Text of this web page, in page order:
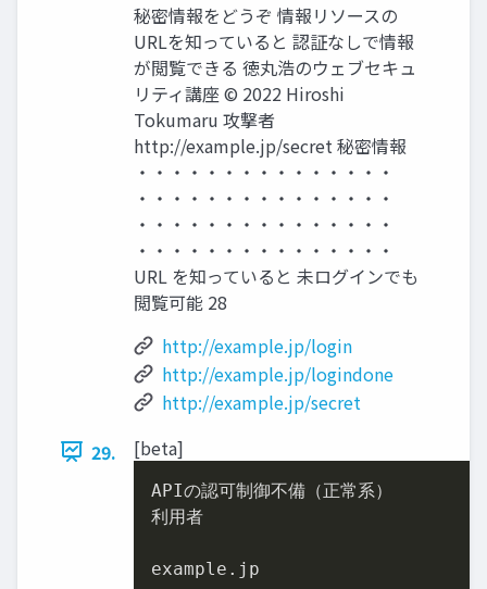
秘密情報をどうぞ 情報リソースの
URLを知っていると 認証なしで情報
が閲覧できる 徳丸浩のウェブセキュ
リティ講座 © 2022 Hiroshi
Tokumaru 攻撃者
http://example.jp/secret 秘密情報
・・・・・・・・・・・・・・・
・・・・・・・・・・・・・・・
・・・・・・・・・・・・・・・
・・・・・・・・・・・・・・・
URL を知っていると 未ログインでも
閲覧可能 28
http://example.jp/login
http://example.jp/logindone
http://example.jp/secret
29.
[beta]
APIの認可制御不備（正常系）
利用者
example.jp